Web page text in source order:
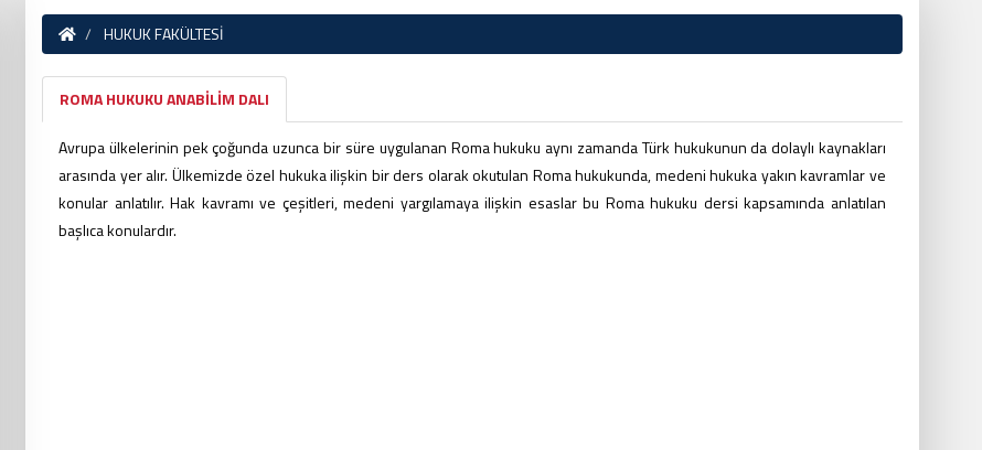
HUKUK FAKÜLTESİ
ROMA HUKUKU ANABİLİM DALI
Avrupa ülkelerinin pek çoğunda uzunca bir süre uygulanan Roma hukuku aynı zamanda Türk hukukunun da dolaylı kaynakları
arasında yer alır. Ülkemizde özel hukuka ilişkin bir ders olarak okutulan Roma hukukunda, medeni hukuka yakın kavramlar ve
konular anlatılır. Hak kavramı ve çeşitleri, medeni yargılamaya ilişkin esaslar bu Roma hukuku dersi kapsamında anlatılan
başlıca konulardır.